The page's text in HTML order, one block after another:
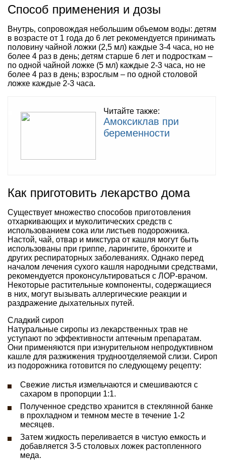
Способ применения и дозы
Внутрь, сопровождая небольшим объемом воды: детям
в возрасте от 1 года до 6 лет рекомендуется принимать
половину чайной ложки (2,5 мл) каждые 3-4 часа, но не
более 4 раз в день; детям старше 6 лет и подросткам –
по одной чайной ложке (5 мл) каждые 2-3 часа, но не
более 4 раз в день; взрослым – по одной столовой
ложке каждые 2-3 часа.
Читайте также:
Амоксиклав при
беременности
Как приготовить лекарство дома
Существует множество способов приготовления
отхаркивающих и муколитических средств с
использованием сока или листьев подорожника.
Настой, чай, отвар и микстура от кашля могут быть
использованы при гриппе, ларингите, бронхите и
других респираторных заболеваниях. Однако перед
началом лечения сухого кашля народными средствами,
рекомендуется проконсультироваться с ЛОР-врачом.
Некоторые растительные компоненты, содержащиеся
в них, могут вызывать аллергические реакции и
раздражение дыхательных путей.
Сладкий сироп
Натуральные сиропы из лекарственных трав не
уступают по эффективности аптечным препаратам.
Они применяются при изнурительном непродуктивном
кашле для разжижения трудноотделяемой слизи. Сироп
из подорожника готовится по следующему рецепту:
Свежие листья измельчаются и смешиваются с
сахаром в пропорции 1:1.
Полученное средство хранится в стеклянной банке
в прохладном и темном месте в течение 1-2
месяцев.
Затем жидкость переливается в чистую емкость и
добавляется 3-5 столовых ложек растопленного
меда.